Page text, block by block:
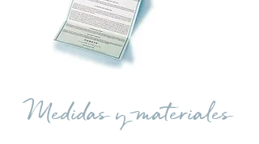
Medidas y materiales